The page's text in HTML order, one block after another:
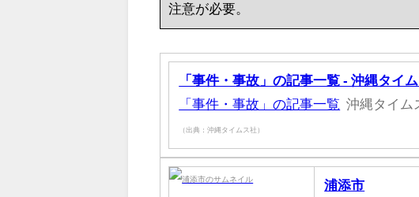
注意が必要。
「事件・事故」の記事一覧 - 沖縄タイ
「事件・事故」の記事一覧 沖縄タイム
（出典：沖縄タイムス社）
浦添市